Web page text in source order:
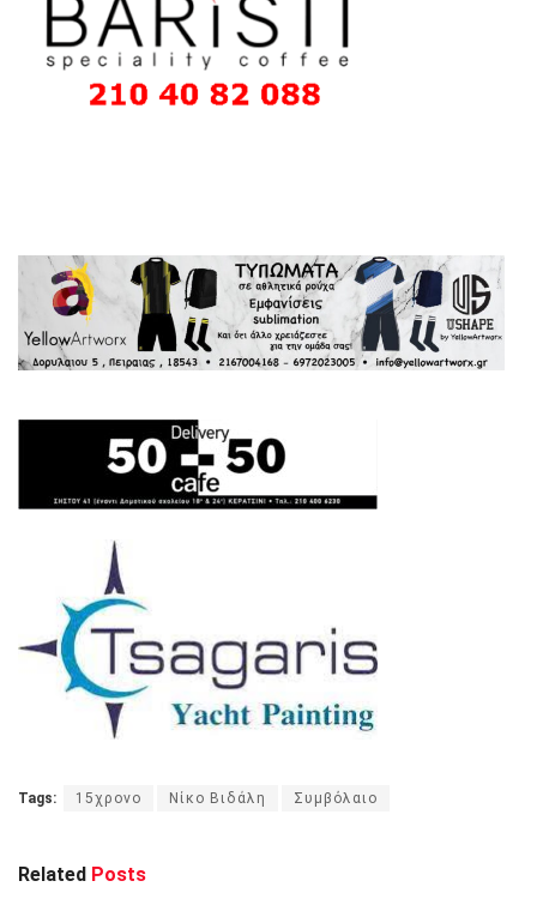
Tags: 15χρονο Νίκο Βιδάλη Συμβόλαιο
Related Posts